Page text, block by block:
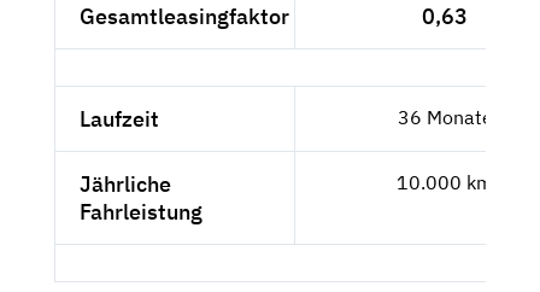
Gesamtleasingfaktor 0,63
Laufzeit 36 Monate
Jährliche
Fahrleistung
10.000 km